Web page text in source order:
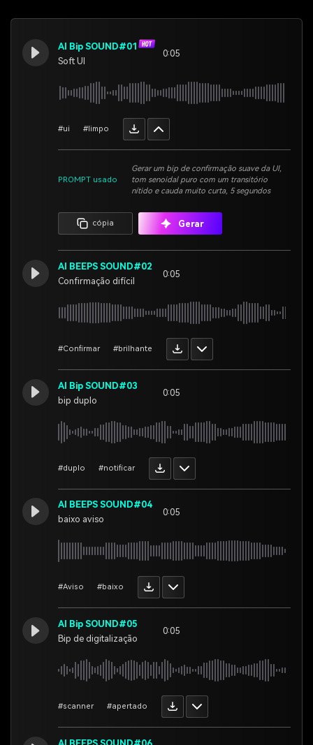
AI Bip SOUND#01
Soft UI
0:05
#ui #limpo
PROMPT usado
Gerar um bip de confirmação suave da UI,
tom senoidal puro com um transitório
nítido e cauda muito curta, 5 segundos
cópia Gerar
AI BEEPS SOUND#02
Confirmação difícil
0:05
#Confirmar #brilhante
AI Bip SOUND#03
bip duplo
0:05
#duplo #notificar
AI BEEPS SOUND#04
baixo aviso
0:05
#Aviso #baixo
AI Bip SOUND#05
Bip de digitalização
0:05
#scanner #apertado